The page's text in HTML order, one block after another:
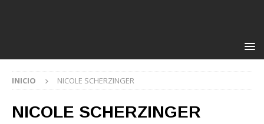
INICIO NICOLE SCHERZINGER
NICOLE SCHERZINGER